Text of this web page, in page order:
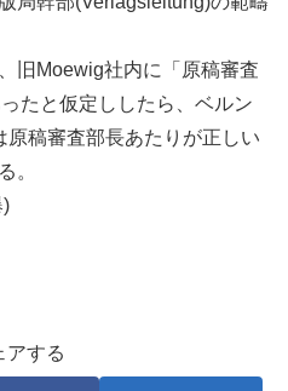
旧Moewig社内に「原稿審査
たと仮定ししたら、ベルン
稿審査部長あたりが正しい
。
)
アする